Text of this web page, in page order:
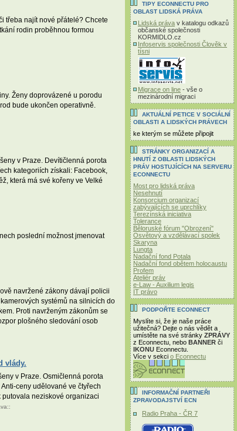
třeba najít nové přátelé? Chcete
rodin proběhnou formou
Ženy doprovázené u porodu
bude ukončen operativně.
v Praze. Devítičlenná porota
kategoriích získali: Facebook,
která má své kořeny ve Velké
poslední možnost jmenovat
navržené zákony dávají policii
systémů na silnicích do
Proti navrženým zákonům se
plošného sledování osob
vlády.
v Praze. Osmičlenná porota
ceny udělované ve čtyřech
neziskové organizaci
::
TIPY ECONNECTU PRO
OBLAST LIDSKÁ PRÁVA
Lidská práva v katalogu odkazů
občanské společnosti
KORMIDLO.cz
Infoservis společnosti Člověk v
tísni
Migrace on line - vše o
mezinárodní migraci
AKTUÁLNÍ PETICE V SOCIÁLNÍ
OBLASTI A LIDSKÝCH PRÁVECH
ke kterým se můžete připojit
STRÁNKY ORGANIZACÍ A
HNUTÍ Z OBLASTI LIDSKÝCH
PRÁV HOSTUJÍCÍCH NA SERVERU
ECONNECTU
Most pro lidská práva
Nesehnutí
Konsorcium organizací
zabývajících se uprchlíky
Terezínská iniciativa
Tolerance
Běloruské fórum "Obrození"
Osvětový a vzdělávací spolek
Skaryna
Lungta
Nadační fond Potala
Nadační fond obětem holocaustu
Profem
Ateliér práv
e-Law - Auxilium legis
IT právo
PODPOŘTE ECONNECT
Myslíte si, že je naše práce
užitečná? Dejte o nás vědět a
umístěte na své stránky ZPRÁVY
z Econnectu, nebo BANNER či
IKONU Econnectu.
Více v sekci o Econnectu
INFORMAČNÍ PARTNEŘI
ZPRAVODAJSTVÍ ECN
Radio Praha - ČR 7